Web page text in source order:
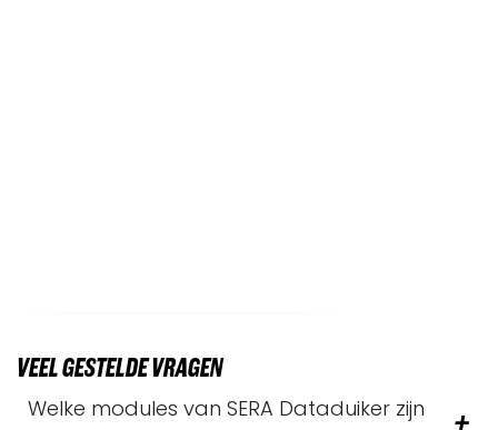
VEEL GESTELDE VRAGEN
Welke modules van SERA Dataduiker zijn